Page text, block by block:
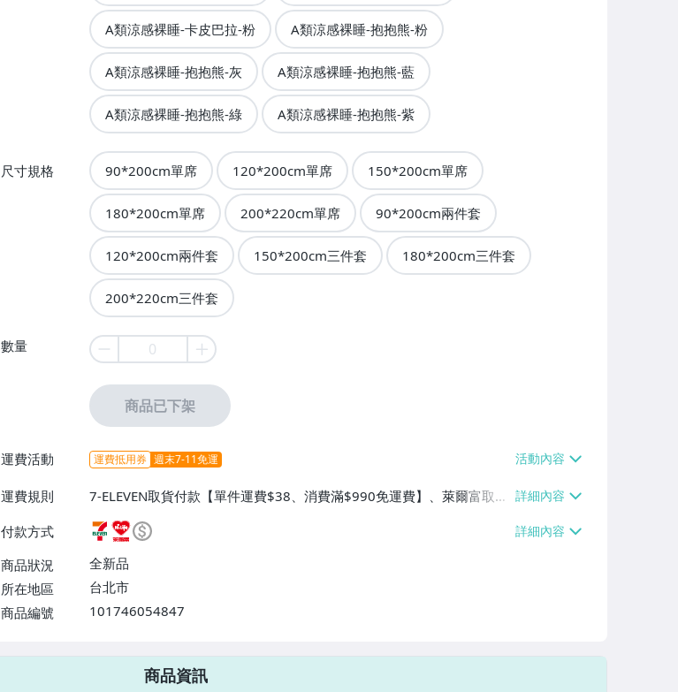
A類涼感裸睡-卡皮巴拉-粉 A類涼感裸睡-抱抱熊-粉
A類涼感裸睡-抱抱熊-灰 A類涼感裸睡-抱抱熊-藍
A類涼感裸睡-抱抱熊-綠 A類涼感裸睡-抱抱熊-紫
尺寸規格 90*200cm單席 120*200cm單席 150*200cm單席
180*200cm單席 200*220cm單席 90*200cm兩件套
120*200cm兩件套 150*200cm三件套 180*200cm三件套
200*220cm三件套
數量
商品已下架
運費活動 運費抵用券 週末7-11免運
運費規則
7-ELEVEN取貨付款【單件運費$38、消費滿$990免運費】、萊爾富取貨
付款【單件運費$60、消費滿$990免運費】
付款方式
商品狀況
全新品
所在地區
台北市
商品編號
101746054847
7-ELEVEN 運費只要38元
不限金額、筆數，筆筆優惠無限次！
商品資訊